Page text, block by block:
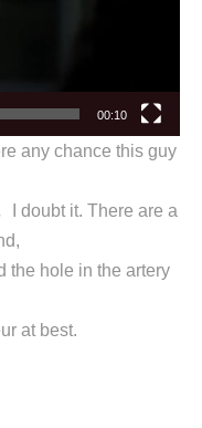
00:10
any chance this guy
I doubt it. There are a
the hole in the artery
at best.